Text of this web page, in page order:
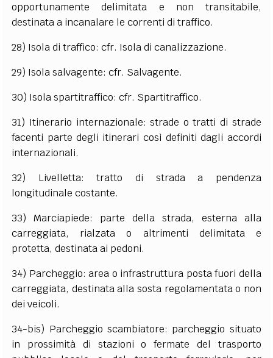
opportunamente delimitata e non transitabile,
destinata a incanalare le correnti di traffico.
28) Isola di traffico: cfr. Isola di canalizzazione.
29) Isola salvagente: cfr. Salvagente.
30) Isola spartitraffico: cfr. Spartitraffico.
31) Itinerario internazionale: strade o tratti di strade
facenti parte degli itinerari così definiti dagli accordi
internazionali.
32) Livelletta: tratto di strada a pendenza
longitudinale costante.
33) Marciapiede: parte della strada, esterna alla
carreggiata, rialzata o altrimenti delimitata e
protetta, destinata ai pedoni.
34) Parcheggio: area o infrastruttura posta fuori della
carreggiata, destinata alla sosta regolamentata o non
dei veicoli.
34-bis) Parcheggio scambiatore: parcheggio situato
in prossimità di stazioni o fermate del trasporto